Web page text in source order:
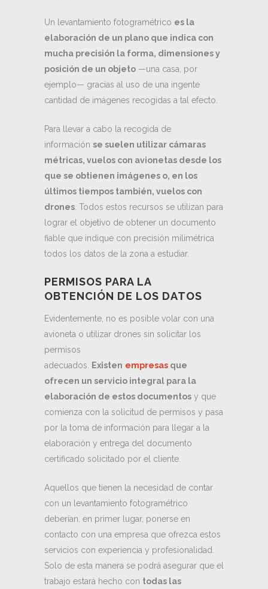
Un levantamiento fotogramétrico es la
elaboración de un plano que indica con
mucha precisión la forma, dimensiones y
posición de un objeto —una casa, por
ejemplo— gracias al uso de una ingente
cantidad de imágenes recogidas a tal efecto.
Para llevar a cabo la recogida de
información se suelen utilizar cámaras
métricas, vuelos con avionetas desde los
que se obtienen imágenes o, en los
últimos tiempos también, vuelos con
drones . Todos estos recursos se utilizan para
lograr el objetivo de obtener un documento
fiable que indique con precisión milimétrica
todos los datos de la zona a estudiar.
PERMISOS PARA LA
OBTENCIÓN DE LOS DATOS
Evidentemente, no es posible volar con una
avioneta o utilizar drones sin solicitar los
permisos
adecuados.
Existen empresas que
ofrecen un servicio integral para la
elaboración de estos documentos y que
comienza con la solicitud de permisos y pasa
por la toma de información para llegar a la
elaboración y entrega del documento
certificado solicitado por el cliente.
Aquellos que tienen la necesidad de contar
con un levantamiento fotogramétrico
deberían, en primer lugar, ponerse en
contacto con una empresa que ofrezca estos
servicios con experiencia y profesionalidad.
Solo de esta manera se podrá asegurar que el
trabajo estará hecho con todas las